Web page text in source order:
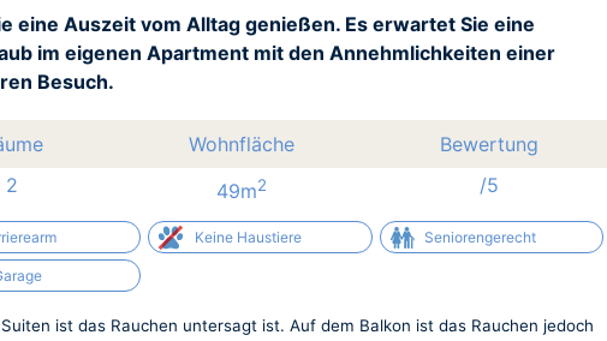
eine Auszeit vom Alltag genießen. Es erwartet Sie eine
im eigenen Apartment mit den Annehmlichkeiten einer
Besuch.
2
Wohnfläche
49m2
Bewertung
/5
Keine Haustiere Seniorengerecht
ist das Rauchen untersagt ist. Auf dem Balkon ist das Rauchen jedoch